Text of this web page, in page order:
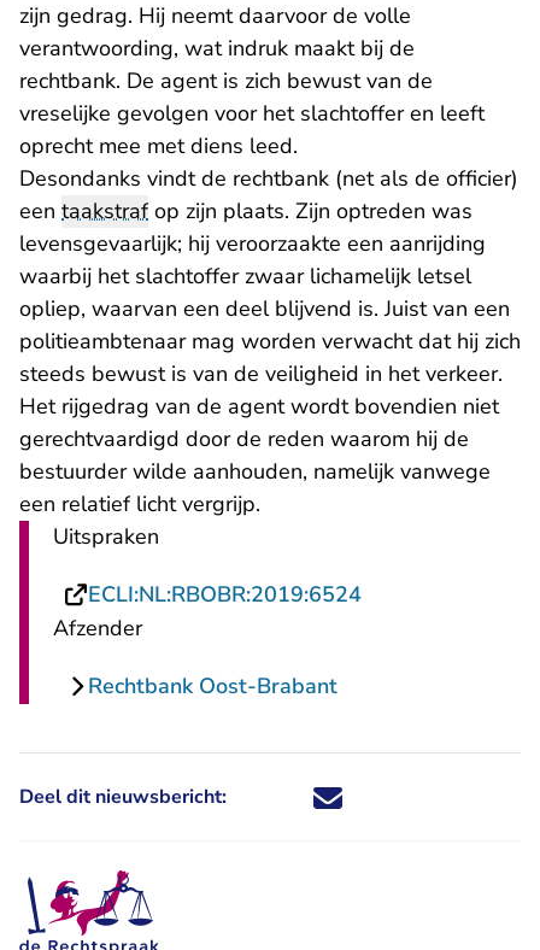
zijn gedrag. Hij neemt daarvoor de volle
verantwoording, wat indruk maakt bij de
rechtbank. De agent is zich bewust van de
vreselijke gevolgen voor het slachtoffer en leeft
oprecht mee met diens leed.
Desondanks vindt de rechtbank (net als de officier)
een taakstrafop zijn plaats. Zijn optreden was
levensgevaarlijk; hij veroorzaakte een aanrijding
waarbij het slachtoffer zwaar lichamelijk letsel
opliep, waarvan een deel blijvend is. Juist van een
politieambtenaar mag worden verwacht dat hij zich
steeds bewust is van de veiligheid in het verkeer.
Het rijgedrag van de agent wordt bovendien niet
gerechtvaardigd door de reden waarom hij de
bestuurder wilde aanhouden, namelijk vanwege
een relatief licht vergrijp.
Uitspraken
ECLI:NL:RBOBR:2019:6524- U verlaat
Afzender
Rechtbank Oost-Brabant
Deel dit nieuwsbericht: Deel dit nieuwsbericht via X -
Deel dit nieuwsbericht via
Deel dit nieuwsbericht
Deel dit